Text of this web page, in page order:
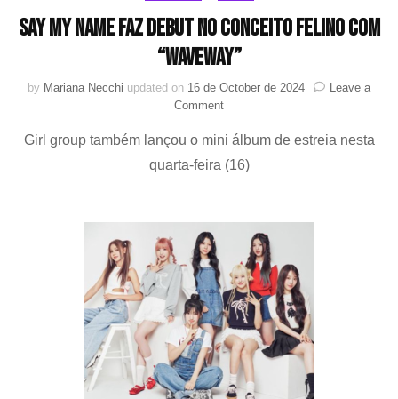
SAY MY NAME faz debut no conceito felino com
“WaveWay”
by Mariana Necchi updated on 16 de October de 2024
Leave a
Commenton
MY
NAME
faz
felino
com
“WaveWay”
Girl group também lançou o mini álbum de estreia nesta
quarta-feira (16)